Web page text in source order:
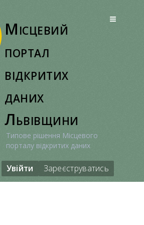
Місцевий
портал
відкритих
даних
Львівщини
Типове рішення Місцевого
порталу відкритих даних
Увійти Зареєструватись